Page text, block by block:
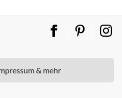
& mehr